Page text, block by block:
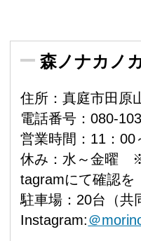
森ノナカノ
住所：真庭市田原
電話番号：080-
営業時間：11：00
休み：水～金曜
tagramにて確認を
駐車場：20台（共
Instagram:＠